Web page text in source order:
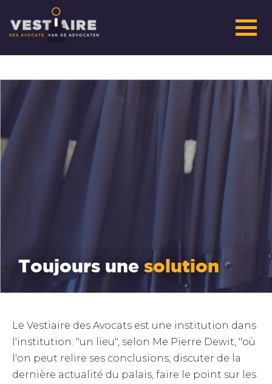
Toujours une solution
Le Vestiaire des Avocats est une institution dans
l'institution: "un lieu", selon Me Pierre Dewit, "où
l'on peut relire ses conclusions, discuter de la
dernière actualité du palais, faire le point sur les